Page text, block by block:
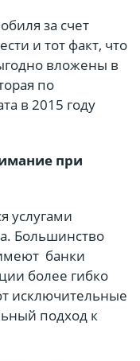
за счет
и тот факт, что
вложены в
по
в 2015 году
при
услугами
Большинство
банки
более гибко
исключительные
подход к